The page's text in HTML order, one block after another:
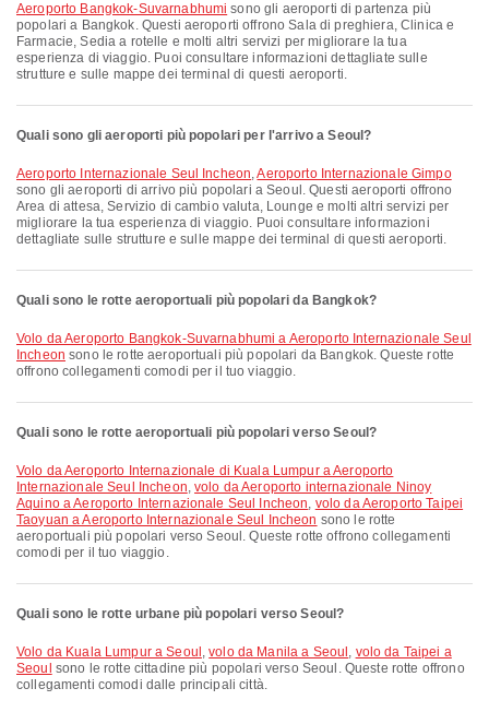
Aeroporto Bangkok-Suvarnabhumi sono gli aeroporti di partenza più
popolari a Bangkok. Questi aeroporti offrono Sala di preghiera, Clinica e
Farmacie, Sedia a rotelle e molti altri servizi per migliorare la tua
esperienza di viaggio. Puoi consultare informazioni dettagliate sulle
strutture e sulle mappe dei terminal di questi aeroporti.
Quali sono gli aeroporti più popolari per l'arrivo a Seoul?
Aeroporto Internazionale Seul Incheon,Aeroporto Internazionale Gimpo
sono gli aeroporti di arrivo più popolari a Seoul. Questi aeroporti offrono
Area di attesa, Servizio di cambio valuta, Lounge e molti altri servizi per
migliorare la tua esperienza di viaggio. Puoi consultare informazioni
dettagliate sulle strutture e sulle mappe dei terminal di questi aeroporti.
Quali sono le rotte aeroportuali più popolari da Bangkok?
volo da Aeroporto Bangkok-Suvarnabhumi a Aeroporto Internazionale Seul
Incheon sono le rotte aeroportuali più popolari da Bangkok. Queste rotte
offrono collegamenti comodi per il tuo viaggio.
Quali sono le rotte aeroportuali più popolari verso Seoul?
volo da Aeroporto Internazionale di Kuala Lumpur a Aeroporto
Internazionale Seul Incheon,volo da Aeroporto internazionale Ninoy
Aquino a Aeroporto Internazionale Seul Incheon, volo da Aeroporto Taipei
Taoyuan a Aeroporto Internazionale Seul Incheon sono le rotte
aeroportuali più popolari verso Seoul. Queste rotte offrono collegamenti
comodi per il tuo viaggio.
Quali sono le rotte urbane più popolari verso Seoul?
volo da Kuala Lumpur a Seoul ,volo da Manila a Seoul , volo da Taipei a
Seoul sono le rotte cittadine più popolari verso Seoul. Queste rotte offrono
collegamenti comodi dalle principali città.